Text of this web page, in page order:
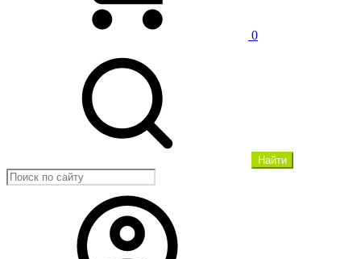
0
Найти